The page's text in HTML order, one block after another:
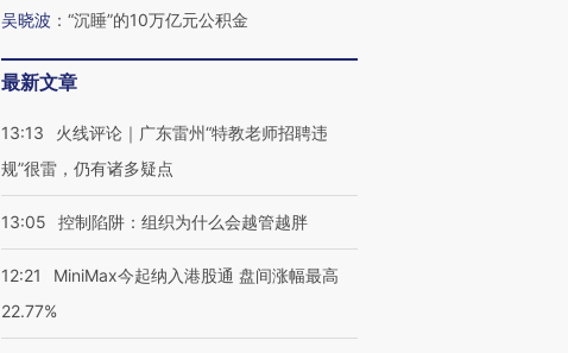
吴晓波 ： “沉睡”的10万亿元公积金
最新文章
13:13
火线评论｜广东雷州“特教老师招聘违
规”很雷，仍有诸多疑点
13:05 控制陷阱：组织为什么会越管越胖
12:21
MiniMax今起纳入港股通 盘间涨幅最高
22.77%